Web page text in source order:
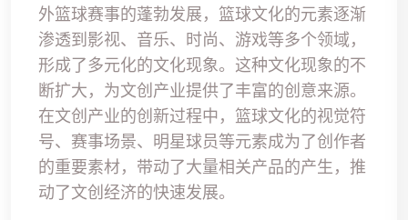
外篮球赛事的蓬勃发展，篮球文化的元素逐渐
渗透到影视、音乐、时尚、游戏等多个领域，
形成了多元化的文化现象。这种文化现象的不
断扩大，为文创产业提供了丰富的创意来源。
在文创产业的创新过程中，篮球文化的视觉符
号、赛事场景、明星球员等元素成为了创作者
的重要素材，带动了大量相关产品的产生，推
动了文创经济的快速发展。